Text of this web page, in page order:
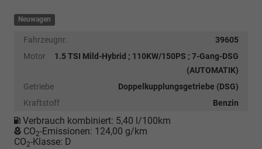
Neuwagen
Fahrzeugnr.
39605
Motor
1.5 TSI Mild-Hybrid ; 110KW/150PS ; 7-Gang-DSG
(AUTOMATIK)
Getriebe
Doppelkupplungsgetriebe (DSG)
Kraftstoff
Benzin
Verbrauch kombiniert: 5,40 l/100km
CO2-Emissionen: 124,00 g/km
CO2-Klasse: D